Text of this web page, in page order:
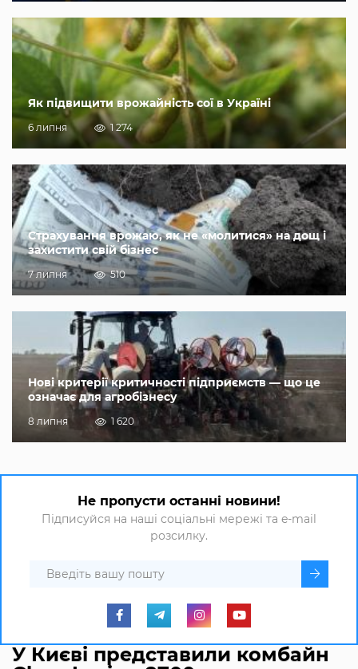
Як підвищити врожайність сої в Україні
6 липня 1 274
Страхування врожаю, як не «молитися» на дощ і
захистити свій бізнес
7 липня 510
Нові критерії критичності підприємств — що це
означає для агробізнесу
8 липня 1 620
Не пропусти останні новини!
Підписуйся на наші соціальні мережі та e-mail
розсилку.
У Києві представили комбайн